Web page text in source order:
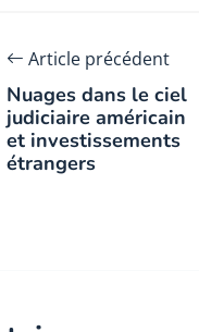
Article précédent
Nuages dans le ciel
judiciaire américain
et investissements
étrangers